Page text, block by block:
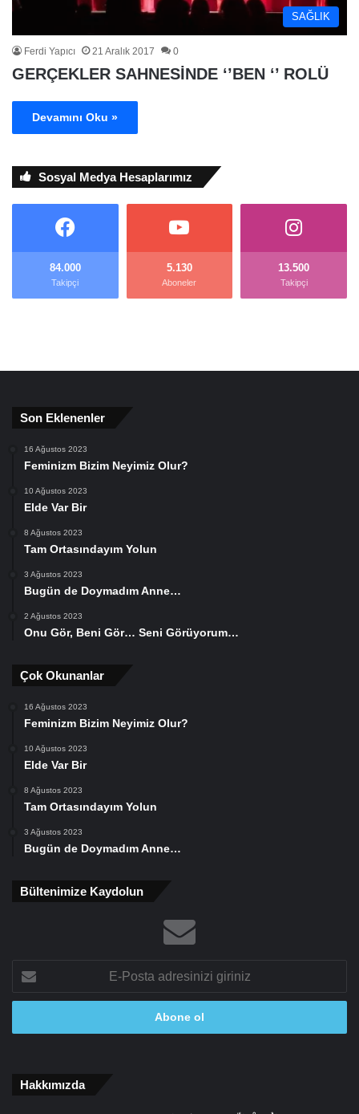
SAĞLIK
Ferdi Yapıcı 21 Aralık 2017 0
GERÇEKLER SAHNESİNDE ‘’BEN ‘’ ROLÜ
Devamını Oku »
Sosyal Medya Hesaplarımız
84.000
Takipçi
5.130
Aboneler
13.500
Takipçi
Son Eklenenler
16 Ağustos 2023
Feminizm Bizim Neyimiz Olur?
10 Ağustos 2023
Elde Var Bir
8 Ağustos 2023
Tam Ortasındayım Yolun
3 Ağustos 2023
Bugün de Doymadım Anne…
2 Ağustos 2023
Onu Gör, Beni Gör… Seni Görüyorum…
Çok Okunanlar
16 Ağustos 2023
Feminizm Bizim Neyimiz Olur?
10 Ağustos 2023
Elde Var Bir
8 Ağustos 2023
Tam Ortasındayım Yolun
3 Ağustos 2023
Bugün de Doymadım Anne…
Bültenimize Kaydolun
Posta
adresinizi
Hakkımızda